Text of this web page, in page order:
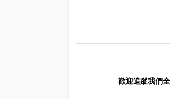
歡迎追蹤我們